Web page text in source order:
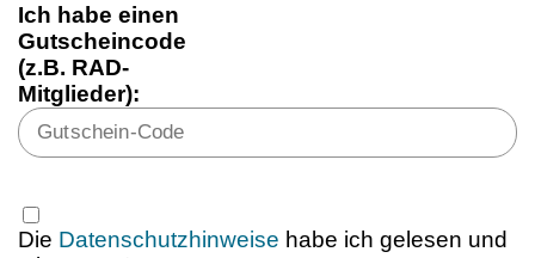
Ich habe einen
Gutscheincode
(z.B. RAD-
Mitglieder):
Die Datenschutzhinweise habe ich gelesen und